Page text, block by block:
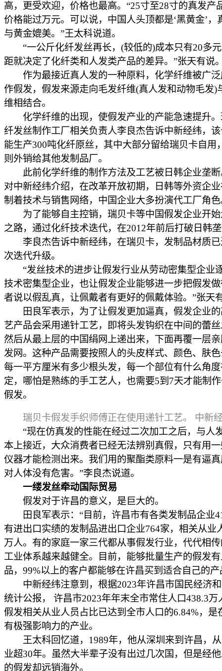
高，更受欢迎，价格也最高。“25寸至28寸的真发产
价格能过万元。可以说，中国人头顶都是‘黑黄金’，
与黄金媲美。”王太科说道。
“一公斤化纤发丝再长，(较低的)成本只有20多
距就决定了化纤类和人发类产品的差异。”张天有说
作为最接近真人发的一种原料，化学纤维被广泛
作假发，假发来源走向毛发纤维(真人发和动物毛发)
维相结合。
化学纤维的出现，使假发产业的产能急速提升。
纤发丝制作工厂相关负责人李良杰告诉中新经纬，
能生产300吨化纤原丝，其中大部分留给瑞贝卡自用
则外销给其他发制品厂。
此前化学纤维的制作方法及工艺被日韩企业垄断
对中新经纬介绍，在改革开放初期，日韩等外资企
制着技术与销售网络，中国企业大多扮演代工厂角
为了能够自主控销，瑞贝卡等中国假发企业开始
之路，通过化纤技术迭代，在2012年前后打破日韩
李良杰告诉中新经纬，在瑞贝卡，发制品材质已
次迭代升级。
“发丝技术的进步让假发行业从劳动密集型企业
技术密集型企业，也让假发企业能够进一步把假发
者说以假乱真，让佩戴者有更好的佩戴体验。”张天
田良军表示，为了让假发更加逼真，假发企业的
艺产品会采用递针工艺，即将头发钩织在中间的蕾
然后从最上层的中国绢网上递出来，下面再覆一层
发网。这种产品需要按照人的头皮样式、颜色、肤
每一平方厘米有多少根头发，每一个部位有什么角
定，哪怕是熟练的手工艺人，也需要5到7天才能制
假发。
瑞贝卡假发手织师傅正在使用递针工艺。 中新
“现在仿真发的性能在经过二次加工之后，与人
本上接近，大众消费者已经无法辨别真假，只有用
仪器才能检测出来。我们用的聚酯类原料一是有逼
对人体没有危害。”李良杰说道。
一缕发丝牵动国际贸易
假发对于许昌的意义，是巨大的。
田良军表示：“目前，许昌市有各类发制品企业
有进出口实绩的发制品进出口企业764家，相关从业
万人。有的家庭一家三代都从事假发行业，代代相
工业体系越来越健全。目前，能够批量生产的假发
品，99%以上的客户都能够在许昌买到适合自己的产
中新经纬注意到，根据2023年许昌市国民经济
统计公报， 许昌市2023年年末全市常住人口438.3万
假发相关从业人员占比已达到全市人口的6.84%，是
有极强影响力的产业。
王太科回忆道，1989年，他从深圳来到许昌，
业超30年。虽然大半辈子没有出过几次国，但是经
的假发却远销海外。